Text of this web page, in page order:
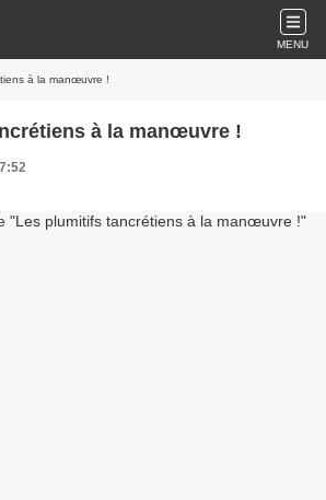
MENU
à la manœuvre !
à la manœuvre !